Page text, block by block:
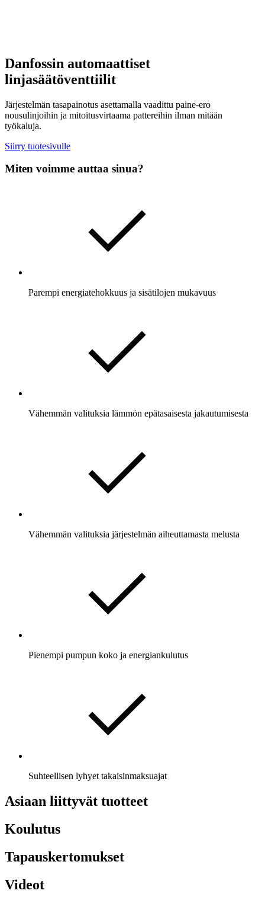
Danfossin automaattiset
linjasäätöventtiilit
Järjestelmän tasapainotus asettamalla vaadittu paine-ero
nousulinjoihin ja mitoitusvirtaama pattereihin ilman mitään
työkaluja.
Siirry tuotesivulle
Miten voimme auttaa sinua?
Parempi energiatehokkuus ja sisätilojen mukavuus
Vähemmän valituksia lämmön epätasaisesta jakautumisesta
Vähemmän valituksia järjestelmän aiheuttamasta melusta
Pienempi pumpun koko ja energiankulutus
Suhteellisen lyhyet takaisinmaksuajat
Asiaan liittyvät tuotteet
Koulutus
Tapauskertomukset
Videot